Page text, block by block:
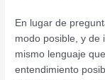
En lugar de
modo posible, y de
mismo lenguaje
entendimiento